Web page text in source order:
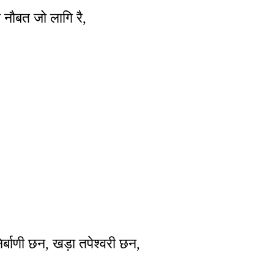
जो लागि रै,
छन, खड़ा तपेश्वरी छन,